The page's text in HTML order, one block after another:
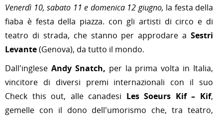
Venerdì 10, sabato 11 e domenica 12 giugno, la festa della
fiaba è festa della piazza. con gli artisti di circo e di
teatro di strada, che stanno per approdare a Sestri
Levante(Genova), da tutto il mondo.
Dall'inglese Andy Snatch, per la prima volta in Italia,
vincitore di diversi premi internazionali con il suo
Check this out, alle canadesi Les Soeurs Kif – Kif,
gemelle con il dono dell'umorismo che, tra teatro,